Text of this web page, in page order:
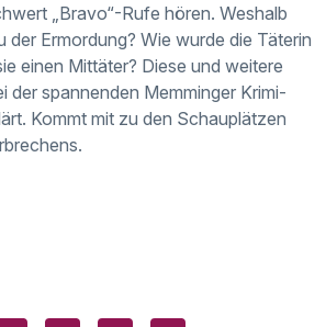
„Bravo“-Rufe hören. Weshalb
der Ermordung? Wie wurde die Täterin
einen Mittäter? Diese und weitere
der spannenden Memminger Krimi-
Kommt mit zu den Schauplätzen